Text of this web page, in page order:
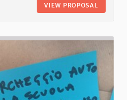
VIEW PROPOSAL